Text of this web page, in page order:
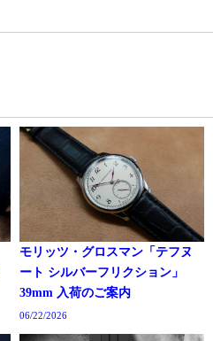
モリッツ・グロスマン「テフヌ
ート シルバーフリクション」
39mm 入荷のご案内
06/22/2026